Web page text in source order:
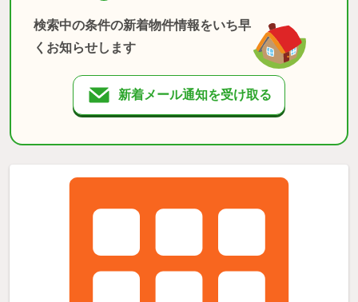
検索中の条件の新着物件情報をいち早
くお知らせします
新着メール通知を受け取る